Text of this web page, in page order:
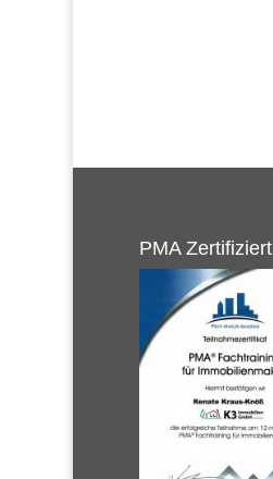
PMA Zertifiziert